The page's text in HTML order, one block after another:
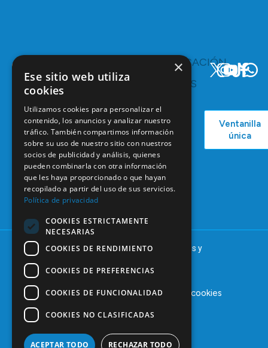
C/ Mauricio
Legendre,
28046
91 561 29 05
informacion@coem.org.es
INTERESA
Servicios y
Bolsa de
Formación
Continuada
Tablón de
anuncios
COMUNICACIÓN
RECURSOS
COEM
Podcast
Actualidad
Ventanilla
única
© 2025 – COEM – Colegio Oficial de Odontólogos y
Aviso legalPolítica de privacidad Política de cookies
×
Ese sitio web utiliza
cookies
Utilizamos cookies para personalizar el
contenido, los anuncios y analizar nuestro
tráfico. También compartimos información
sobre su uso de nuestro sitio con nuestros
socios de publicidad y análisis, quienes
pueden combinarla con otra información
que les haya proporcionado o que hayan
recopilado a partir del uso de sus servicios.
Política de privacidad
COOKIES ESTRICTAMENTE
NECESARIAS
COOKIES DE RENDIMIENTO
COOKIES DE PREFERENCIAS
COOKIES DE FUNCIONALIDAD
COOKIES NO CLASIFICADAS
ACEPTAR TODO RECHAZAR TODO